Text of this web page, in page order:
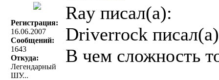
Регистрация:
16.06.2007
Сообщений:
1643
Откуда:
Легендарный
ШУ...
Ray писал(a):
Driverrock
В чем сложность